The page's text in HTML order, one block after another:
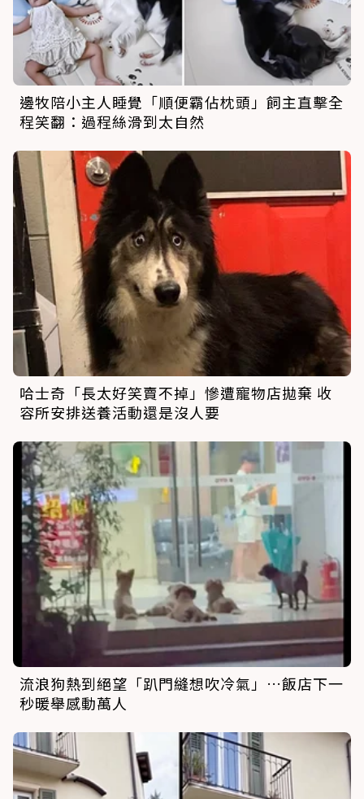
邊牧陪小主人睡覺「順便霸佔枕頭」飼主直擊全
程笑翻：過程絲滑到太自然
哈士奇「長太好笑賣不掉」慘遭寵物店拋棄 收
容所安排送養活動還是沒人要
流浪狗熱到絕望「趴門縫想吹冷氣」…飯店下一
秒暖舉感動萬人